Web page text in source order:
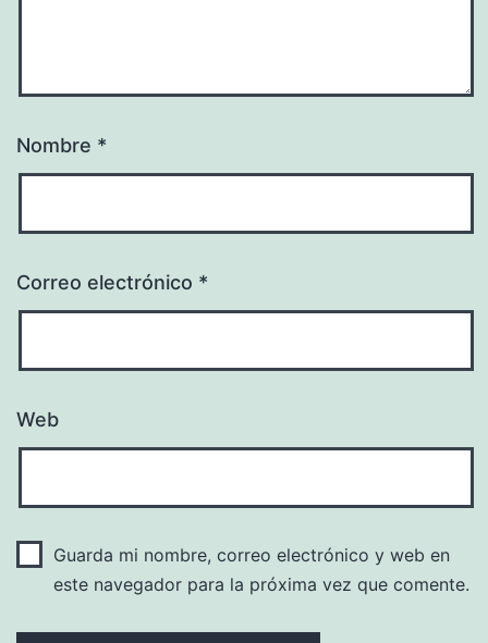
Nombre *
Correo electrónico *
Web
Guarda mi nombre, correo electrónico y web en
este navegador para la próxima vez que comente.